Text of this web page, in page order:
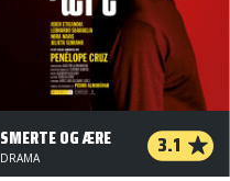
SMERTE OG ÆRE 3.1
DRAMA